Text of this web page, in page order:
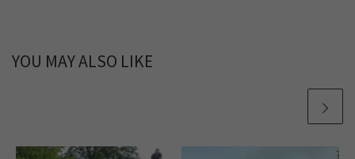
YOU MAY ALSO LIKE